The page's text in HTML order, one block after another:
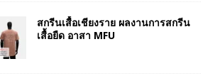
สกรีนเสื้อเชียงราย ผลงานการสกรีน
เสื้อยืด อาสา MFU